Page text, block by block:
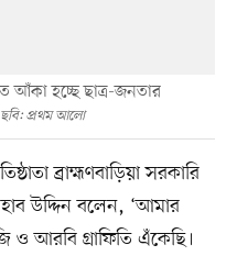
আঁকা হচ্ছে ছাত্র-জনতার
ছবি: প্রথম আলো
ব্রাহ্মণবাড়িয়া সরকারি
উদ্দিন বলেন, ‘আমার
ও আরবি গ্রাফিতি এঁকেছি।